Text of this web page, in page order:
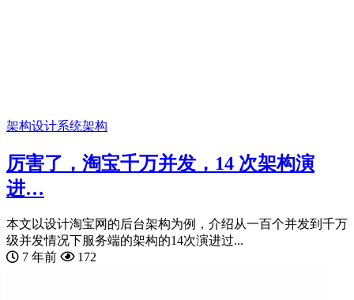
架构设计系统架构
厉害了，淘宝千万并发，14 次架构演
进…
本文以设计淘宝网的后台架构为例，介绍从一百个并发到千万
级并发情况下服务端的架构的14次演进过...
7 年前
172